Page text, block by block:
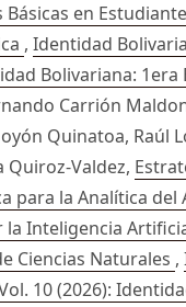
en
, Identidad
Bolivariana: 1era
Carrión
Quinatoa, Raúl
Quiroz-Valdez,
para la Analítica del
la Inteligencia
Ciencias Naturales ,
10 (2026):